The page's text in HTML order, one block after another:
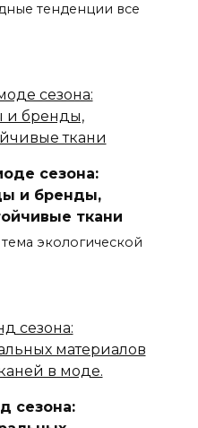
тенденции все
сезона:
и бренды,
ткани
экологической
сезона: